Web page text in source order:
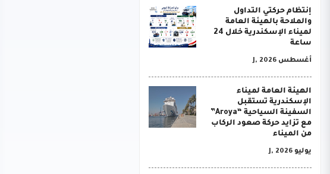
إنتظام حركتي التداول
والملاحة بالهيئة العامة
لميناء الإسكندرية خلال 24
ساعة
أغسطس J, 2026
الهيئة العامة لميناء
الإسكندرية تستقبل
السفينة السياحية “Aroya”
مع تزايد حركة صعود الركاب
من الميناء
يوليو J, 2026